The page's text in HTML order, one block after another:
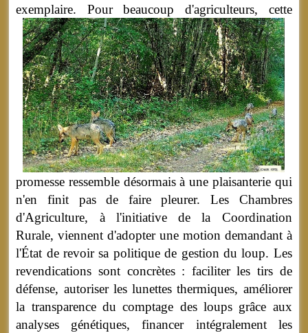
exemplaire. Pour beaucoup d'agriculteurs, cette
promesse ressemble désormais à une plaisanterie qui
n'en finit pas de faire pleurer. Les Chambres
d'Agriculture, à l'initiative de la Coordination
Rurale, viennent d'adopter une motion demandant à
l'État de revoir sa politique de gestion du loup. Les
revendications sont concrètes : faciliter les tirs de
défense, autoriser les lunettes thermiques, améliorer
la transparence du comptage des loups grâce aux
analyses génétiques, financer intégralement les